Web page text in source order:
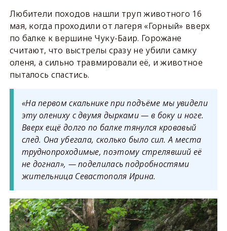
Любители походов нашли труп животного 16
мая, когда проходили от лагеря «Горный» вверх
по балке к вершине Чуку-Баир. Горожане
считают, что выстрелы сразу не убили самку
оленя, а сильно травмировали её, и животное
пыталось спастись.
«На первом скальнике при подъёме мы увидели
эту олениху с двумя дырками — в боку и ноге.
Вверх ещё долго по балке тянулся кровавый
след. Она убегала, сколько было сил. А места
труднопроходимые, поэтому стрелявший её
не догнал», — поделилась подробностями
жительница Севастополя Ирина.